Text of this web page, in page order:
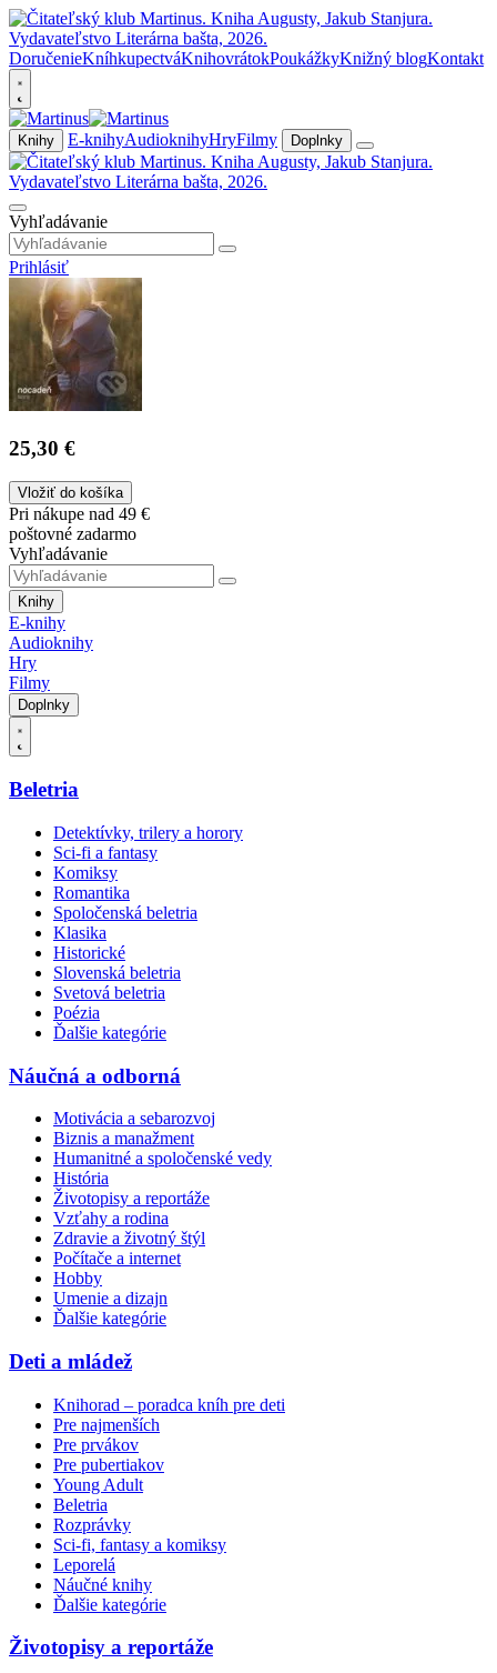
DoručenieKníhkupectváKnihovrátokPoukážkyKnižný blogKontakt
Knihy E-knihyAudioknihyHryFilmy Doplnky
Vyhľadávanie
Prihlásiť
25,30 €
Vložiť do košíka
Pri nákupe nad 49 €
poštovné zadarmo
Vyhľadávanie
Knihy
E-knihy
Audioknihy
Hry
Filmy
Doplnky
Beletria
Detektívky, trilery a horory
Sci-fi a fantasy
Komiksy
Romantika
Spoločenská beletria
Klasika
Historické
Slovenská beletria
Svetová beletria
Poézia
Ďalšie kategórie
Náučná a odborná
Motivácia a sebarozvoj
Biznis a manažment
Humanitné a spoločenské vedy
História
Životopisy a reportáže
Vzťahy a rodina
Zdravie a životný štýl
Počítače a internet
Hobby
Umenie a dizajn
Ďalšie kategórie
Deti a mládež
Knihorad – poradca kníh pre deti
Pre najmenších
Pre prvákov
Pre pubertiakov
Young Adult
Beletria
Rozprávky
Sci-fi, fantasy a komiksy
Leporelá
Náučné knihy
Ďalšie kategórie
Životopisy a reportáže